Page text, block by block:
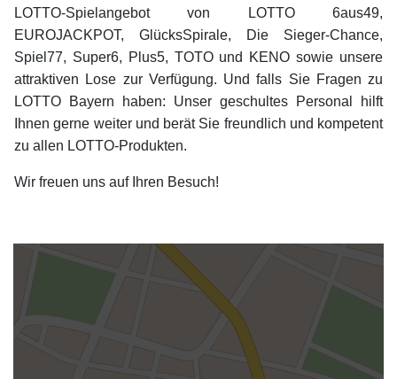
LOTTO-Spielangebot von LOTTO 6aus49,
EUROJACKPOT, GlücksSpirale, Die Sieger-Chance,
Spiel77, Super6, Plus5, TOTO und KENO sowie unsere
attraktiven Lose zur Verfügung. Und falls Sie Fragen zu
LOTTO Bayern haben: Unser geschultes Personal hilft
Ihnen gerne weiter und berät Sie freundlich und kompetent
zu allen LOTTO-Produkten.
Wir freuen uns auf Ihren Besuch!